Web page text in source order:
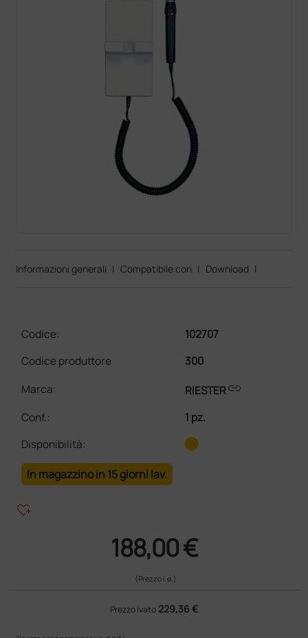
Informazioni generali | Compatibile con | Download |
Codice:
102707
Codice produttore
300
Marca:
RIESTERlink
Conf.:
1 pz.
Disponibilità:
In magazzino in 15 giorni lav.
heart_plus
188,00 €
(Prezzo i.e.)
Prezzo ivato 229,36 €